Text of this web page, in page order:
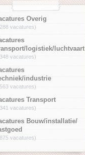
Overig
vacatures)
logistiek/luchtvaart
vacatures)
industrie
vacatures)
Transport
vacatures)
Bouw/installatie/
vacatures)